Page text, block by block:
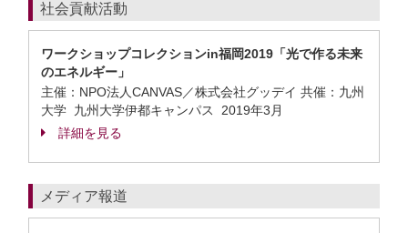
社会貢献活動
ワークショップコレクションin福岡2019「光で作る未来
のエネルギー」
主催：NPO法人CANVAS／株式会社グッデイ 共催：九州
大学 九州大学伊都キャンパス 2019年3月
詳細を見る
メディア報道